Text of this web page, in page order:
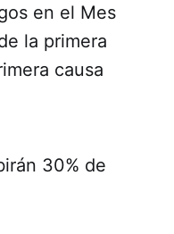
en el Mes
la primera
causa
30% de